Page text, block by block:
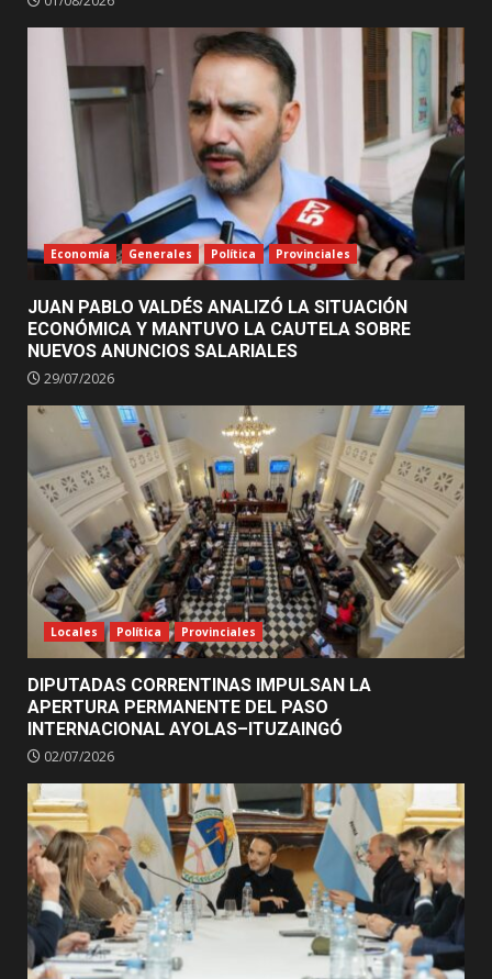
Economía Generales Política Provinciales
JUAN PABLO VALDÉS ANALIZÓ LA SITUACIÓN
ECONÓMICA Y MANTUVO LA CAUTELA SOBRE
NUEVOS ANUNCIOS SALARIALES
29/07/2026
Locales Política Provinciales
DIPUTADAS CORRENTINAS IMPULSAN LA
APERTURA PERMANENTE DEL PASO
INTERNACIONAL AYOLAS–ITUZAINGÓ
02/07/2026